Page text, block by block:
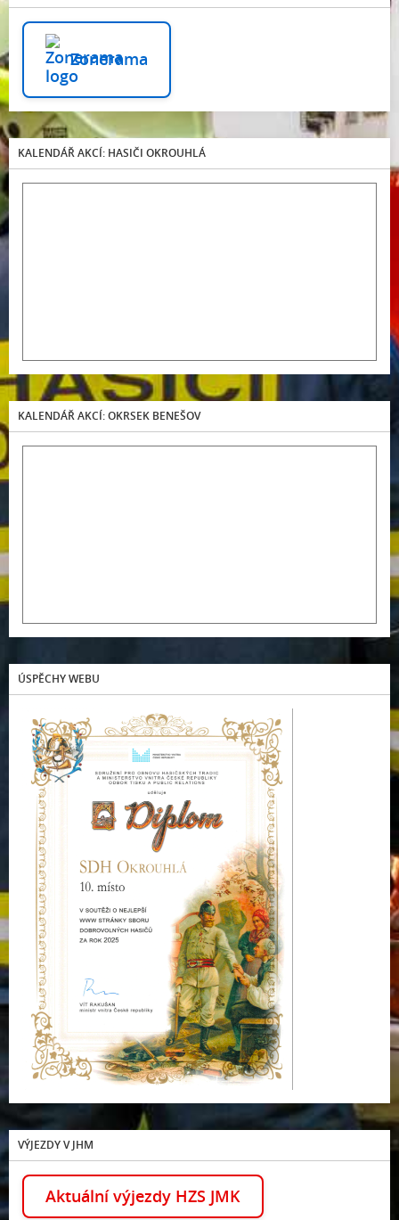
Zonerama
KALENDÁŘ AKCÍ: HASIČI OKROUHLÁ
KALENDÁŘ AKCÍ: OKRSEK BENEŠOV
ÚSPĚCHY WEBU
VÝJEZDY V JHM
Aktuální výjezdy HZS JMK